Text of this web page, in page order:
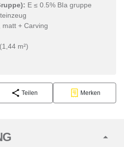
E ≤ 0.5% BIa gruppe
matt + Carving
m²)
Teilen Merken